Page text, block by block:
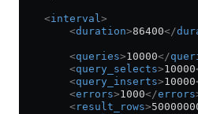
    <
interval >
        <
duration>86400</
        <
queries>10000</
        <
query_selects>10000
        <
query_inserts>10000
        <
errors>1000</errors
        <
result_rows>